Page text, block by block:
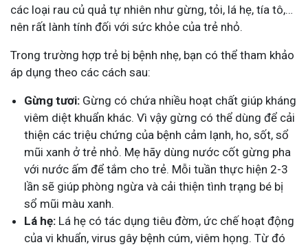
các loại rau củ quả tự nhiên như gừng, tỏi, lá hẹ, tía tô,…
nên rất lành tính đối với sức khỏe của trẻ nhỏ.
Trong trường hợp trẻ bị bệnh nhẹ, bạn có thể tham khảo
áp dụng theo các cách sau:
Gừng tươi: Gừng có chứa nhiều hoạt chất giúp kháng
viêm diệt khuẩn khác. Vì vậy gừng có thể dùng để cải
thiện các triệu chứng của bệnh cảm lạnh, ho, sốt, sổ
mũi xanh ở trẻ nhỏ. Mẹ hãy dùng nước cốt gừng pha
với nước ấm để tắm cho trẻ. Mỗi tuần thực hiện 2-3
lần sẽ giúp phòng ngừa và cải thiện tình trạng bé bị
sổ mũi màu xanh.
Lá hẹ: Lá hẹ có tác dụng tiêu đờm, ức chế hoạt động
của vi khuẩn, virus gây bệnh cúm, viêm họng. Từ đó